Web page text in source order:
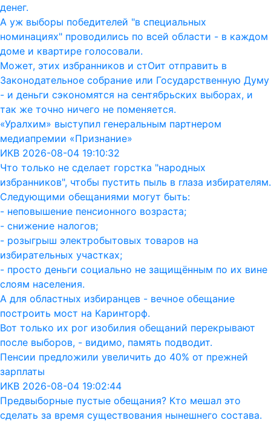
денег.
А уж выборы победителей "в специальных
номинациях" проводились по всей области - в каждом
доме и квартире голосовали.
Может, этих избранников и стОит отправить в
Законодательное собрание или Государственную Думу
- и деньги сэкономятся на сентябрьских выборах, и
так же точно ничего не поменяется.
«Уралхим» выступил генеральным партнером
медиапремии «Признание»
ИКВ 2026-08-04 19:10:32
Что только не сделает горстка "народных
избранников", чтобы пустить пыль в глаза избирателям.
Следующими обещаниями могут быть:
- неповышение пенсионного возраста;
- снижение налогов;
- розыгрыш электробытовых товаров на
избирательных участках;
- просто деньги социально не защищённым по их вине
слоям населения.
А для областных избиранцев - вечное обещание
построить мост на Каринторф.
Вот только их рог изобилия обещаний перекрывают
после выборов, - видимо, память подводит.
Пенсии предложили увеличить до 40% от прежней
зарплаты
ИКВ 2026-08-04 19:02:44
Предвыборные пустые обещания? Кто мешал это
сделать за время существования нынешнего состава.